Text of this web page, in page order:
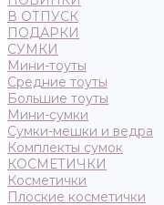
В ОТПУСК
ПОДАРКИ
СУМКИ
Мини-тоуты
Средние тоуты
Большие тоуты
Мини-сумки
Сумки-мешки и ведра
Комплекты сумок
КОСМЕТИЧКИ
Косметички
Плоские косметички